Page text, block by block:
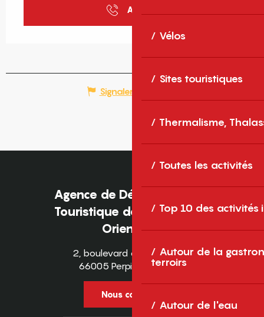
Vélos
Sites touristiques
Thermalisme,
Toutes les activités
Top 10 des activités
Autour de la
terroirs
Autour de l'eau
Appeler
Signaler une erreur
Agence de Développement
Touristique des Pyrénées-
Orientales
2, boulevard des Pyrénées
66005 Perpignan Cedex
Nous contacter